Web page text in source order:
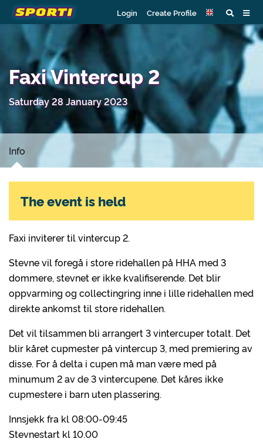
Login Create Profile
Faxi Vintercup 2
Saturday 28 January 2023
Info
Faxi inviterer til vintercup 2.
Stevne vil foregå i store ridehallen på HHA med 3
dommere, stevnet er ikke kvalifiserende. Det blir
oppvarming og collectingring inne i lille ridehallen med
direkte ankomst til store ridehallen.
Det vil tilsammen bli arrangert 3 vintercuper totalt. Det
blir kåret cupmester på vintercup 3, med premiering av
disse. For å delta i cupen må man være med på
minumum 2 av de 3 vintercupene. Det kåres ikke
cupmestere i barn uten plassering.
Innsjekk fra kl 08:00-09:45
Stevnestart kl 10.00
The event is held